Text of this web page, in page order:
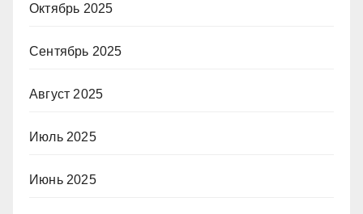
Октябрь 2025
Сентябрь 2025
Август 2025
Июль 2025
Июнь 2025